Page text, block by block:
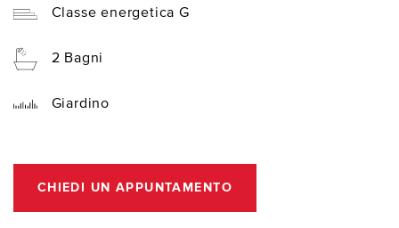
Classe energetica G
2 Bagni
Giardino
CHIEDI UN APPUNTAMENTO